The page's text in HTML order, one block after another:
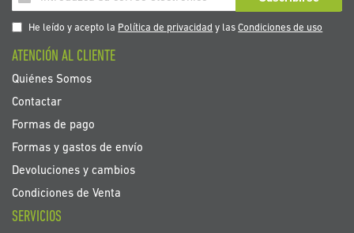
a
nuestro
de
noticias:
He leído y acepto la Política de privacidad y lasCondiciones de uso
ATENCIÓN AL CLIENTE
Quiénes Somos
Contactar
Formas de pago
Formas y gastos de envío
Devoluciones y cambios
Condiciones de Venta
SERVICIOS